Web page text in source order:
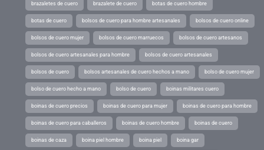
brazaletes de cuero brazalete de cuero botas de cuero hombre
botas de cuero bolsos de cuero para hombre artesanales bolsos de cuero online
bolsos de cuero mujer bolsos de cuero marruecos bolsos de cuero artesanos
bolsos de cuero artesanales para hombre bolsos de cuero artesanales
bolsos de cuero bolsos artesanales de cuero hechos a mano bolso de cuero mujer
bolso de cuero hecho a mano bolso de cuero boinas militares cuero
boinas de cuero precios boinas de cuero para mujer boinas de cuero para hombre
boinas de cuero para caballeros boinas de cuero hombre boinas de cuero
boinas de caza boina piel hombre boina piel boina gar